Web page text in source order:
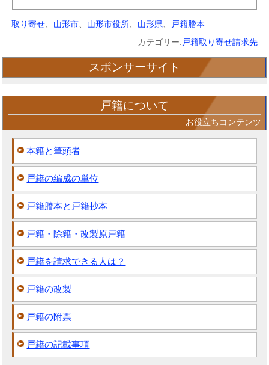
取り寄せ 山形市 山形市役所 山形県
戸籍謄本
カテゴリー: 戸籍取り寄せ請求先
スポンサーサイト
戸籍について
お役立ちコンテンツ
本籍と筆頭者
戸籍の編成の単位
戸籍謄本と戸籍抄本
戸籍・除籍・改製原戸籍
戸籍を請求できる人は？
戸籍の改製
戸籍の附票
戸籍の記載事項